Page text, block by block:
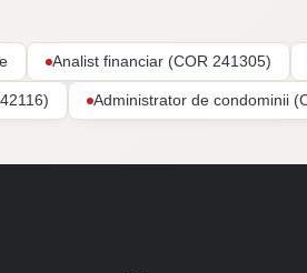
Analist financiar (COR 241305)
Administrator de condominii